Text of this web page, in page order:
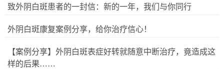
致外阴白斑患者的一封信：新的一年，我们与你同行
外阴白斑康复案例分享，给你治疗信心！
【案例分享】外阴白斑表症好转就随意中断治疗，竟造成这
样的后果……